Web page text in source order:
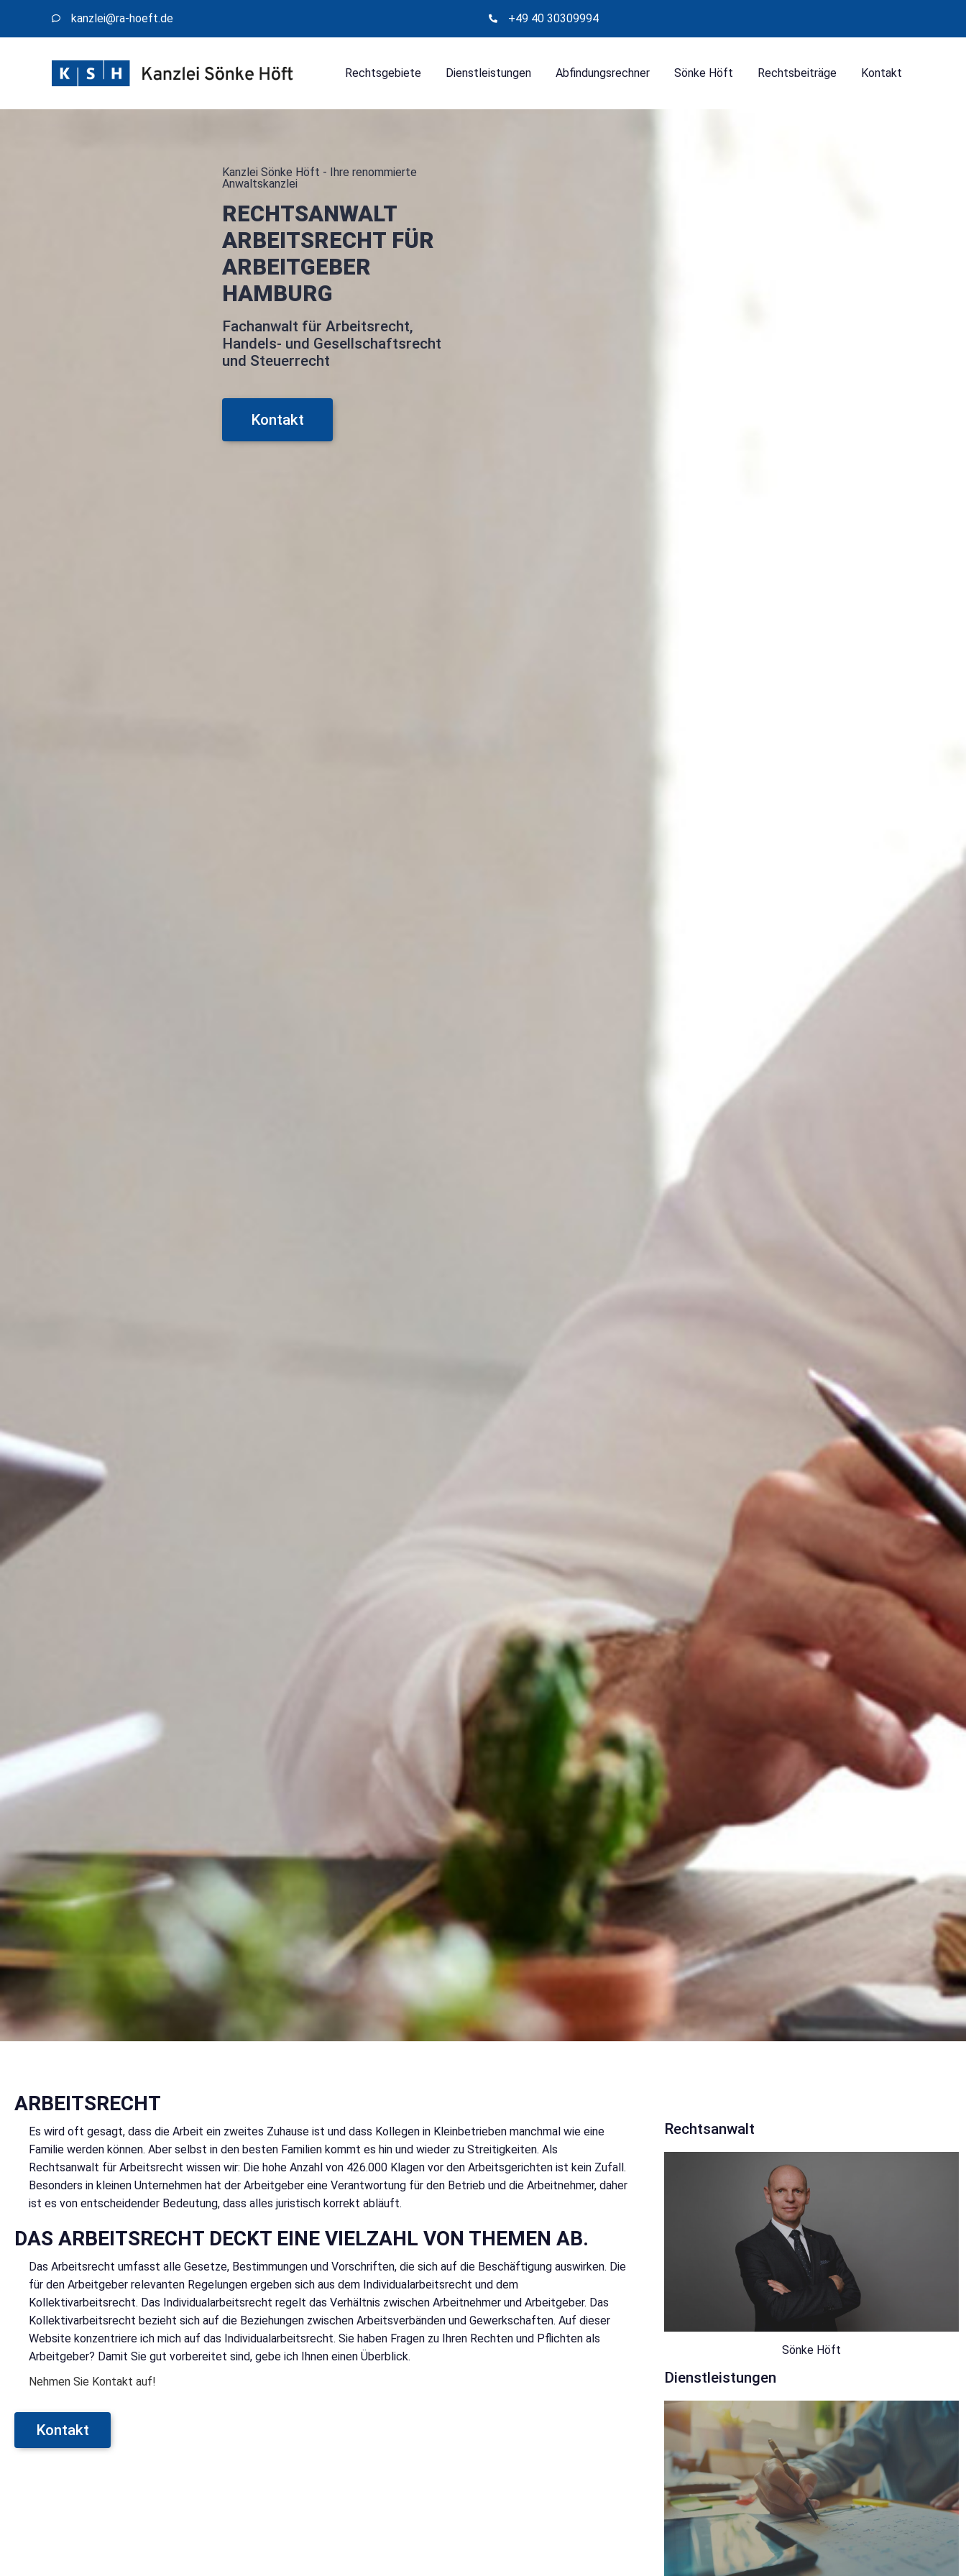
kanzlei@​ra-hoeft.de +49 40 30309994
Rechtsgebiete Dienstleistungen Abfindungsrechner Sönke Höft Rechtsbeiträge Kontakt
Kanzlei Sönke Höft - Ihre renommierte
Anwaltskanzlei
RECHTSANWALT
ARBEITSRECHT FÜR
ARBEITGEBER
HAMBURG
Fachanwalt für Arbeitsrecht,
Handels- und Gesellschaftsrecht
und Steuerrecht
Kontakt
ARBEITSRECHT
Es wird oft gesagt, dass die Arbeit ein zweites Zuhause ist und dass Kollegen in Kleinbetrieben manchmal wie eine
Familie werden können. Aber selbst in den besten Familien kommt es hin und wieder zu Streitigkeiten. Als
Rechtsanwalt für Arbeitsrecht wissen wir: Die hohe Anzahl von 426.000 Klagen vor den Arbeitsgerichten ist kein Zufall.
Besonders in kleinen Unternehmen hat der Arbeitgeber eine Verantwortung für den Betrieb und die Arbeitnehmer, daher
ist es von entscheidender Bedeutung, dass alles juristisch korrekt abläuft.
DAS ARBEITSRECHT DECKT EINE VIELZAHL VON THEMEN AB.
Das Arbeitsrecht umfasst alle Gesetze, Bestimmungen und Vorschriften, die sich auf die Beschäftigung auswirken. Die
für den Arbeitgeber relevanten Regelungen ergeben sich aus dem Individualarbeitsrecht und dem
Kollektivarbeitsrecht. Das Individualarbeitsrecht regelt das Verhältnis zwischen Arbeitnehmer und Arbeitgeber. Das
Kollektivarbeitsrecht bezieht sich auf die Beziehungen zwischen Arbeitsverbänden und Gewerkschaften. Auf dieser
Website konzentriere ich mich auf das Individualarbeitsrecht. Sie haben Fragen zu Ihren Rechten und Pflichten als
Arbeitgeber? Damit Sie gut vorbereitet sind, gebe ich Ihnen einen Überblick.
Nehmen Sie Kontakt auf!
Kontakt
Rechtsanwalt
Sönke Höft
Dienstleistungen